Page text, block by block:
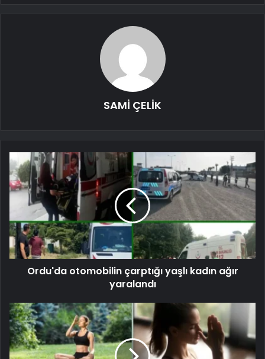
SAMİ ÇELİK
Ordu'da otomobilin çarptığı yaşlı kadın ağır
yaralandı